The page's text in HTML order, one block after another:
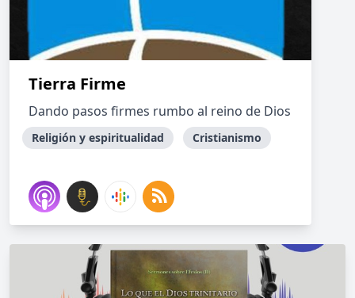
Tierra Firme
Dando pasos firmes rumbo al reino de Dios
Religión y espiritualidad Cristianismo